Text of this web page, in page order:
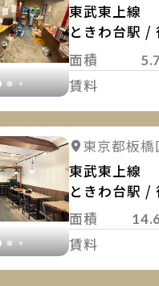
東武東上線
ときわ台駅 /
面積
賃料
詳細を見る
東京都板橋
東武東上線
ときわ台駅 /
面積
賃料